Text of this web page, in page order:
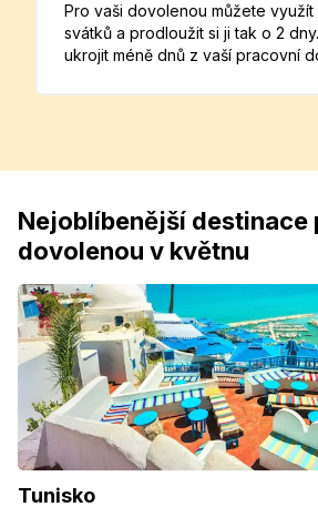
Pro vaši dovolenou můžete využít
svátků a prodloužit si ji tak o 2
ukrojit méně dnů z vaší pracovní
Nejoblíbenější destinace
dovolenou v květnu
Tunisko